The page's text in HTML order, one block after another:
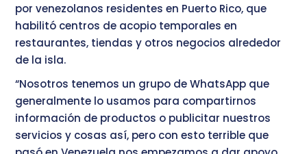
por venezolanos residentes en Puerto Rico, que
habilitó centros de acopio temporales en
restaurantes, tiendas y otros negocios alrededor
de la isla.
“Nosotros tenemos un grupo de WhatsApp que
generalmente lo usamos para compartirnos
información de productos o publicitar nuestros
servicios y cosas así, pero con esto terrible que